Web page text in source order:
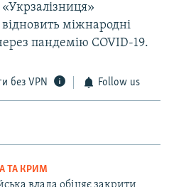
міжнародні
пандемію COVID-19.
без VPN Follow us
ТА КРИМ